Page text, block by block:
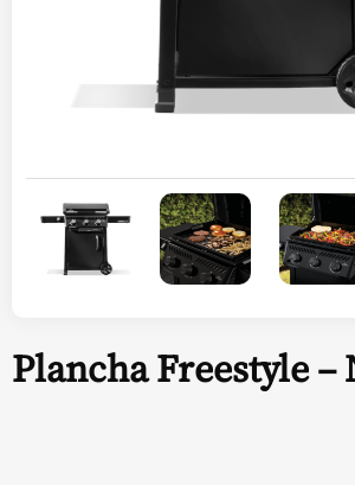
Plancha Freestyle –